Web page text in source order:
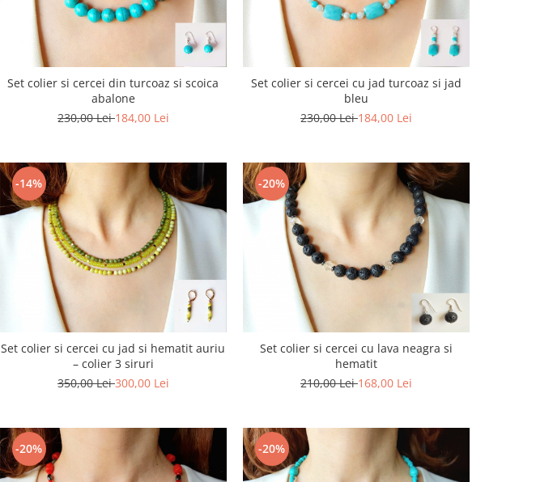
Set colier si cercei din turcoaz si scoica
abalone
230,00 Lei184,00 Lei
Set colier si cercei cu jad turcoaz si jad
bleu
230,00 Lei184,00 Lei
-14%
Set colier si cercei cu jad si hematit auriu
– colier 3 siruri
350,00 Lei300,00 Lei
-20%
Set colier si cercei cu lava neagra si
hematit
210,00 Lei168,00 Lei
-20% -20%